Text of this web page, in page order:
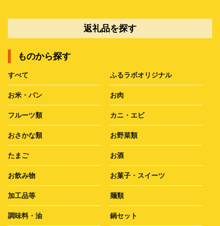
返礼品を探す
ものから探す
すべて ふるラボオリジナル
お米・パン お肉
フルーツ類 カニ・エビ
おさかな類 お野菜類
たまご お酒
お飲み物 お菓子・スイーツ
加工品等 麺類
調味料・油 鍋セット